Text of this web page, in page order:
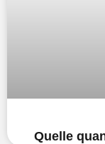
Quelle